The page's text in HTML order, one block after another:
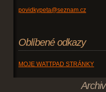
povidkypeta@seznam.cz
Oblíbené odkazy
MOJE WATTPAD STRÁNKY
Archiv